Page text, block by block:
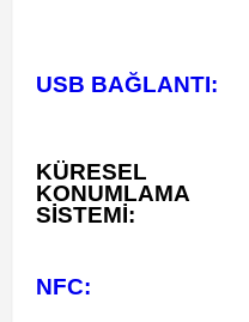
USB BAĞLANTI:
KÜRESEL
KONUMLAMA
SİSTEMİ:
NFC: